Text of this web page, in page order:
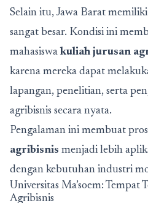
Selain itu, Jawa Barat
sangat besar. Kondisi ini
mahasiswa kuliah jurusan
karena mereka dapat
lapangan, penelitian, serta
agribisnis secara nyata.
Pengalaman ini membuat
agribisnis menjadi lebih
dengan kebutuhan industri
Universitas Ma’soem: Tempat
Agribisnis